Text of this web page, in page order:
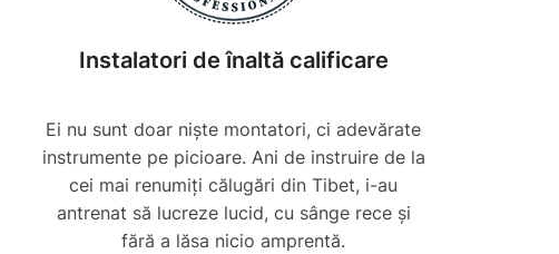
Instalatori de înaltă calificare
Ei nu sunt doar niște montatori, ci adevărate
instrumente pe picioare. Ani de instruire de la
cei mai renumiți călugări din Tibet, i-au
antrenat să lucreze lucid, cu sânge rece și
fără a lăsa nicio amprentă.